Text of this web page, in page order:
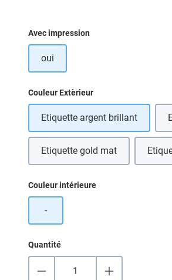
Sélectionnez
Avec impression
oui
Sélectionnez
Couleur Extèrieur
Etiquette argent brillant
Etiquette gold mat
Sélectionnez
Couleur intérieure
-
Quantité